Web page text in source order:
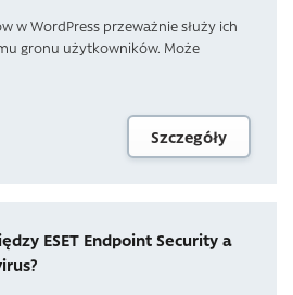
w WordPress przeważnie służy ich
gronu użytkowników. Może
Szczegóły
ESET Endpoint Security a